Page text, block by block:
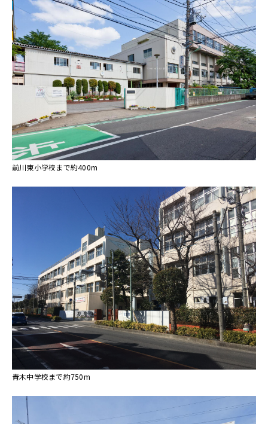
前川東小学校まで約400m
青木中学校まで約750m